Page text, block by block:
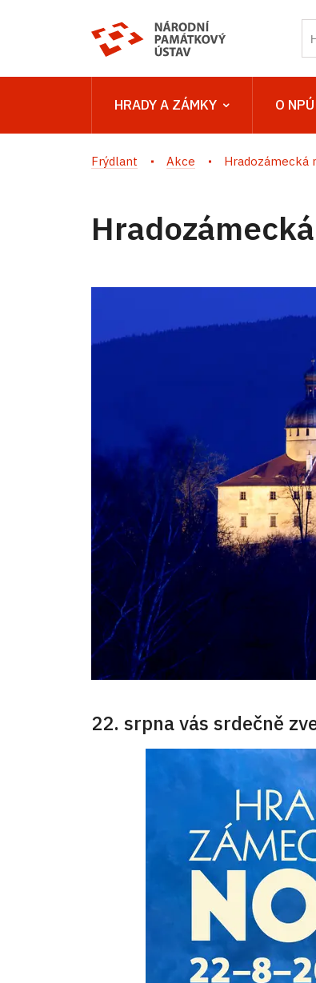
HRADY A ZÁMKY O NPÚ
Frýdlant Akce Hradozámecká
22. srpna vás srdečně